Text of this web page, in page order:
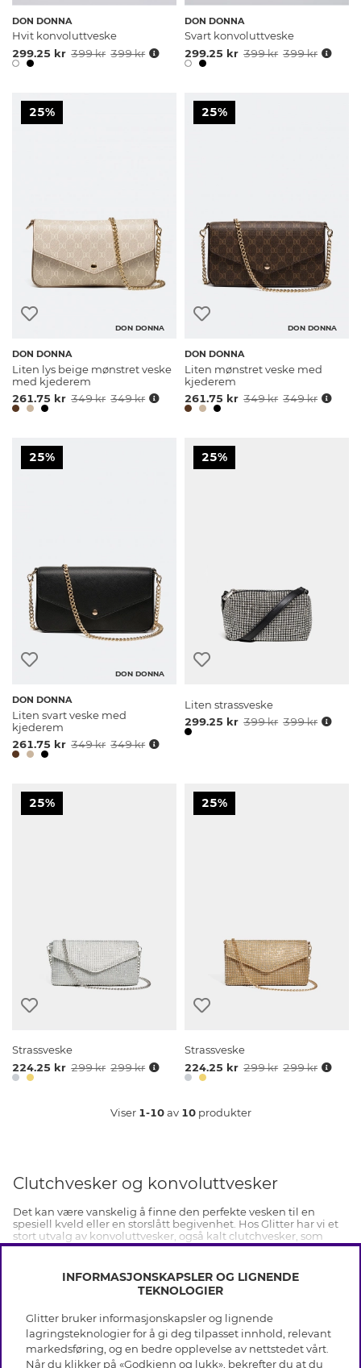
DON DONNA
Hvit konvoluttveske
299.25 kr 399 kr 399 kr
DON DONNA
Svart konvoluttveske
299.25 kr 399 kr 399 kr
25%
DON DONNA
DON DONNA
Liten lys beige mønstret veske
med kjederem
261.75 kr 349 kr 349 kr
25%
DON DONNA
DON DONNA
Liten mønstret veske med
kjederem
261.75 kr 349 kr 349 kr
25%
DON DONNA
DON DONNA
Liten svart veske med
kjederem
261.75 kr 349 kr 349 kr
25%
Liten strassveske
299.25 kr 399 kr 399 kr
25%
Strassveske
224.25 kr 299 kr 299 kr
25%
Strassveske
224.25 kr 299 kr 299 kr
Viser 1-10av 10produkter
Clutchvesker og konvoluttvesker
Det kan være vanskelig å finne den perfekte vesken til en
spesiell kveld eller en storslått begivenhet. Hos Glitter har vi et
stort utvalg av konvoluttvesker, også kalt clutchvesker, som
kombinerer stil med funksjonalitet.
Den perfekte clutchvesken for alle anledninger
Vårt nøye utvalgte utvalg er designet for å tilby noe for enhver
konvoluttveske for et tidløst utseende, en elegant clutchveske
med lenke til sommerfesten, eller noe unikt til et bryllup eller
skoleball, finner du det hos oss.
Konvoluttveske til bryllup og fest
INFO
Vilkår
INFORMASJONSKAPSLER OG LIGNENDE
TEKNOLOGIER
Glitter bruker informasjonskapsler og lignende
lagringsteknologier for å gi deg tilpasset innhold, relevant
markedsføring, og en bedre opplevelse av nettstedet vårt.
Når du klikker på «Godkjenn og lukk», bekrefter du at du